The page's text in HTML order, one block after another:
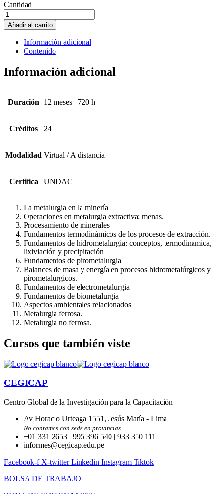
Cantidad
METALURGIA
EXTRACTIVA
cantidad
Añadir al carrito
Información adicional
Contenido
Información adicional
Duración 12 meses | 720 h
Créditos 24
Modalidad Virtual / A distancia
Certifica UNDAC
La metalurgia en la minería
Operaciones en metalurgia extractiva: menas.
Procesamiento de minerales
Fundamentos termodinámicos de los procesos de extracción.
Fundamentos de hidrometalurgia: conceptos, termodinamica,
lixiviación y precipitación
Fundamentos de pirometalurgia
Balances de masa y energía en procesos hidrometalúrgicos y
pirometalúrgicos.
Fundamentos de electrometalurgia
Fundamentos de biometalurgia
Aspectos ambientales relacionados
Metalurgia ferrosa.
Metalurgia no ferrosa.
Cursos que también viste
CEGICAP
Centro Global de la Investigación para la Capacitación
Av Horacio Urteaga 1551, Jesús María - Lima
No contamos con sede en provincias.
+01 331 2653 | 995 396 540 | 933 350 111
informes@cegicap.edu.pe
Facebook-f X-twitter Linkedin Instagram Tiktok
BOLSA DE TRABAJO